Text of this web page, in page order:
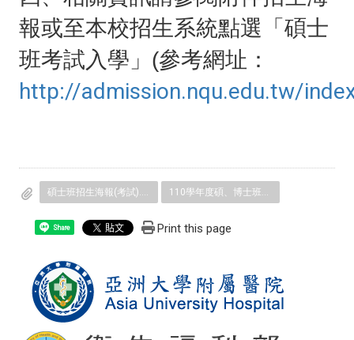
報或至本校招生系統點選「碩士
班考試入學」(參考網址：
http://admission.nqu.edu.tw/
碩士班招生海報(考試).jpg 110學年度碩、博士班考試入學簡章.pdf
Share Print this page